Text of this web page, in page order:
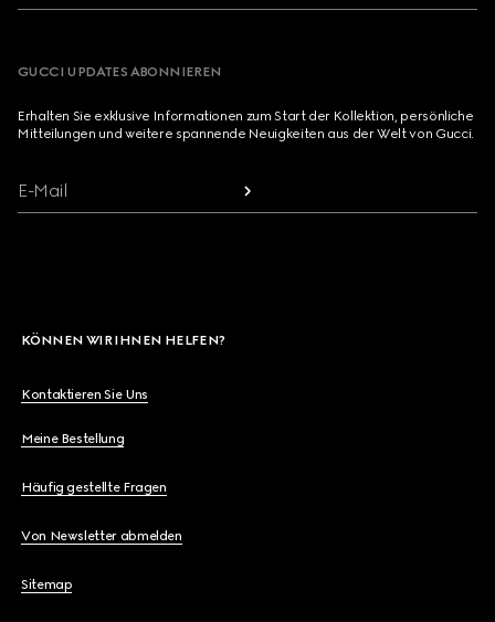
GUCCI UPDATES ABONNIEREN
Erhalten Sie exklusive Informationen zum Start der Kollektion, persönliche
Mitteilungen und weitere spannende Neuigkeiten aus der Welt von Gucci.
E-Mail
KÖNNEN WIR IHNEN HELFEN?
Kontaktieren Sie Uns
Meine Bestellung
Häufig gestellte Fragen
Von Newsletter abmelden
Sitemap